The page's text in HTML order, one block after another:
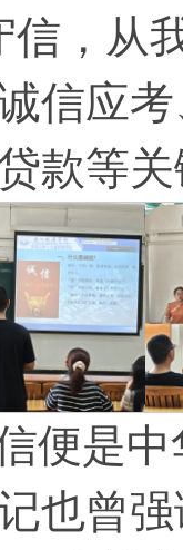
信，从
信应
款等
便是
也曾